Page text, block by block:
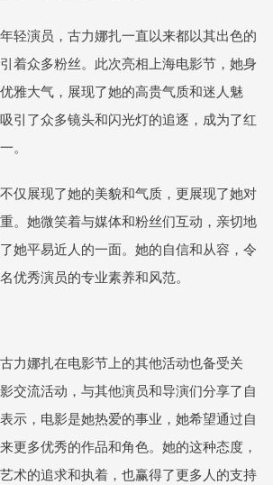
轻演员，古力娜扎一直以来都以其出色的
着众多粉丝。此次亮相上海电影节，她身
雅大气，展现了她的高贵气质和迷人魅
引了众多镜头和闪光灯的追逐，成为了红
。
仅展现了她的美貌和气质，更展现了她对
。她微笑着与媒体和粉丝们互动，亲切地
她平易近人的一面。她的自信和从容，令
优秀演员的专业素养和风范。
力娜扎在电影节上的其他活动也备受关
交流活动，与其他演员和导演们分享了自
示，电影是她热爱的事业，她希望通过自
更多优秀的作品和角色。她的这种态度，
术的追求和执着，也赢得了更多人的支持